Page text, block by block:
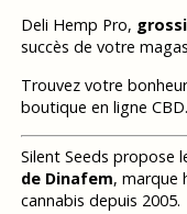
Deli Hemp Pro,
succès de votre
Trouvez votre
boutique en ligne
Silent Seeds propose
de Dinafem, marque
cannabis depuis 2005.